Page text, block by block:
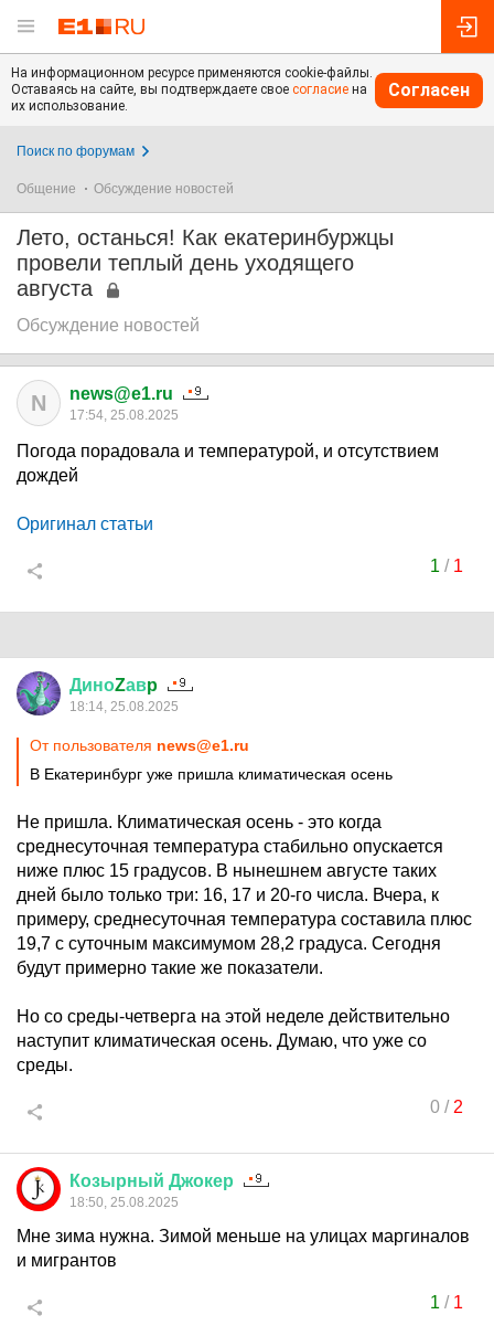
На информационном ресурсе применяются cookie-файлы.
Оставаясь на сайте, вы подтверждаете свое согласие на
их использование.
Согласен
Поиск по форумам
Общение Обсуждение новостей
Лето, останься! Как екатеринбуржцы
провели теплый день уходящего
августа
Обсуждение новостей
N news@e1.ru
17:54, 25.08.2025
Погода порадовала и температурой, и отсутствием
дождей
Оригинал статьи
1 / 1
ДиноZавp
18:14, 25.08.2025
От пользователя news@e1.ru
В Екатеринбург уже пришла климатическая осень
Не пришла. Климатическая осень - это когда
среднесуточная температура стабильно опускается
ниже плюс 15 градусов. В нынешнем августе таких
дней было только три: 16, 17 и 20-го числа. Вчера, к
примеру, среднесуточная температура составила плюс
19,7 с суточным максимумом 28,2 градуса. Сегодня
будут примерно такие же показатели.
Но со среды-четверга на этой неделе действительно
наступит климатическая осень. Думаю, что уже со
среды.
0/ 2
Козырный Джокер
18:50, 25.08.2025
Мне зима нужна. Зимой меньше на улицах маргиналов
и мигрантов
1 / 1